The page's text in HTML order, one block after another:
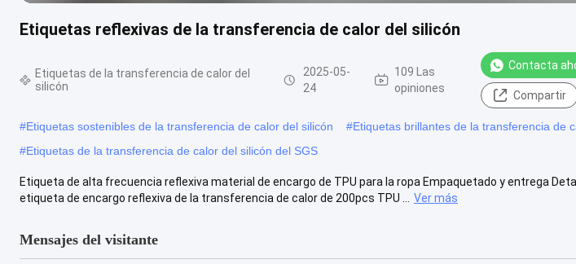
Etiquetas reflexivas de la transferencia de calor del silicón
Etiquetas de la transferencia de calor del
silicón
2025-05-
24
109 Las
opiniones
Contacta
Compartir
#Etiquetas sostenibles de la transferencia de calor del silicón #Etiquetas brillantes de la transferencia de
#Etiquetas de la transferencia de calor del silicón del SGS
Etiqueta de alta frecuencia reflexiva material de encargo de TPU para la ropa Empaquetado y entrega
etiqueta de encargo reflexiva de la transferencia de calor de 200pcs TPU ...
Ver más
Mensajes del visitante